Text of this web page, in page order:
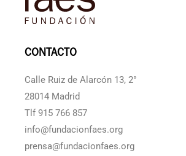
CONTACTO
Calle Ruiz de Alarcón 13, 2°
28014 Madrid
Tlf 915 766 857
info@fundacionfaes.org
prensa@fundacionfaes.org